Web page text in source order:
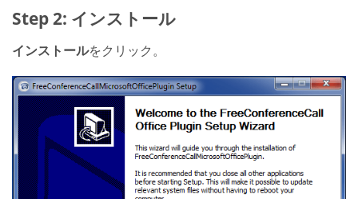
Step 2: インストール
インストールをクリック。